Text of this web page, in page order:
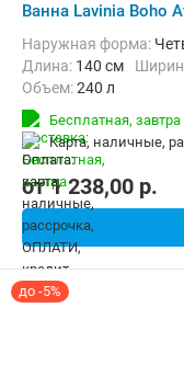
Ванна Lavinia Boho
Наружная форма:
Длина: 140 см
Объем:240 л
Бесплатная, завтра
карта, наличные,
от1 238,00 p.
до -5%